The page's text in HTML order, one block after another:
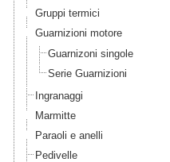
Gruppi termici
Guarnizioni motore
Guarnizoni singole
Serie Guarnizioni
Ingranaggi
Marmitte
Paraoli e anelli
Pedivelle